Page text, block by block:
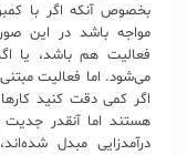
بخصوص آنکه اگر با
مواجه باشد در این
فعالیت هم باشد، یا
می‌شود. اما فعالیت
اگر کمی دقت کنید
هستند اما آنقدر
درآمدزایی مبدل